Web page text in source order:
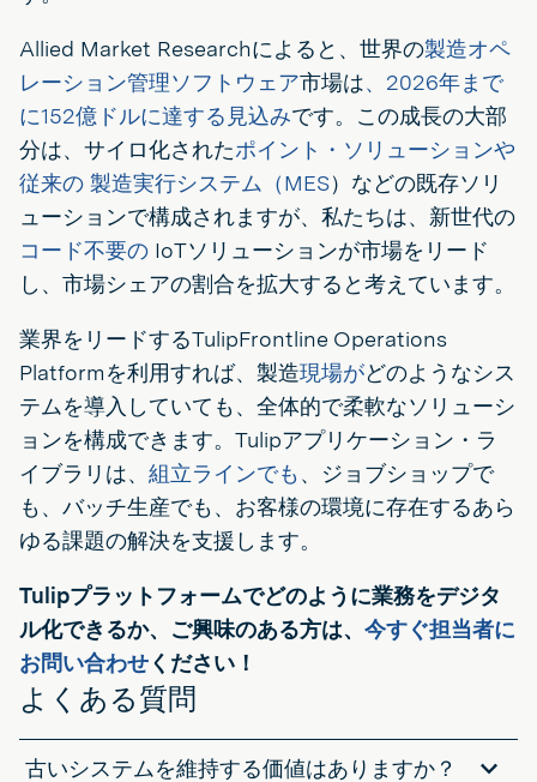
Allied Market Researchによると、世界の製造オペ
レーション管理ソフトウェア市場は、2026年まで
に152億ドルに達する見込みです。この成長の大部
分は、サイロ化されたポイント・ソリューションや
従来の 製造実行システム（MES）などの既存ソリ
ューションで構成されますが、私たちは、新世代の
コード不要の IoTソリューションが市場をリード
し、市場シェアの割合を拡大すると考えています。
業界をリードするTulipFrontline Operations
Platformを利用すれば、製造現場がどのようなシス
テムを導入していても、全体的で柔軟なソリューシ
ョンを構成できます。Tulipアプリケーション・ラ
イブラリは、 組立ラインでも 、ジョブショップで
も、バッチ生産でも、お客様の環境に存在するあら
ゆる課題の解決を支援します。
Tulipプラットフォームでどのように業務をデジタ
ル化できるか、ご興味のある方は、 今すぐ担当者に
お問い合わせください！
よくある質問
古いシステムを維持する価値はありますか？